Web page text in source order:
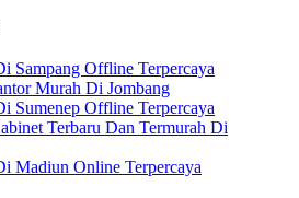
Sampang Offline Terpercaya
Murah Di Jombang
Sumenep Offline Terpercaya
Terbaru Dan Termurah Di
Madiun Online Terpercaya